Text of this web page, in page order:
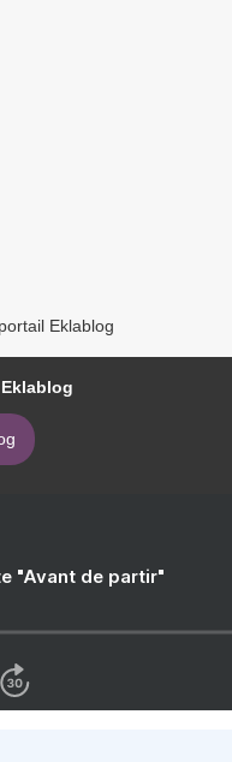
Eklablog
"Avant de partir"